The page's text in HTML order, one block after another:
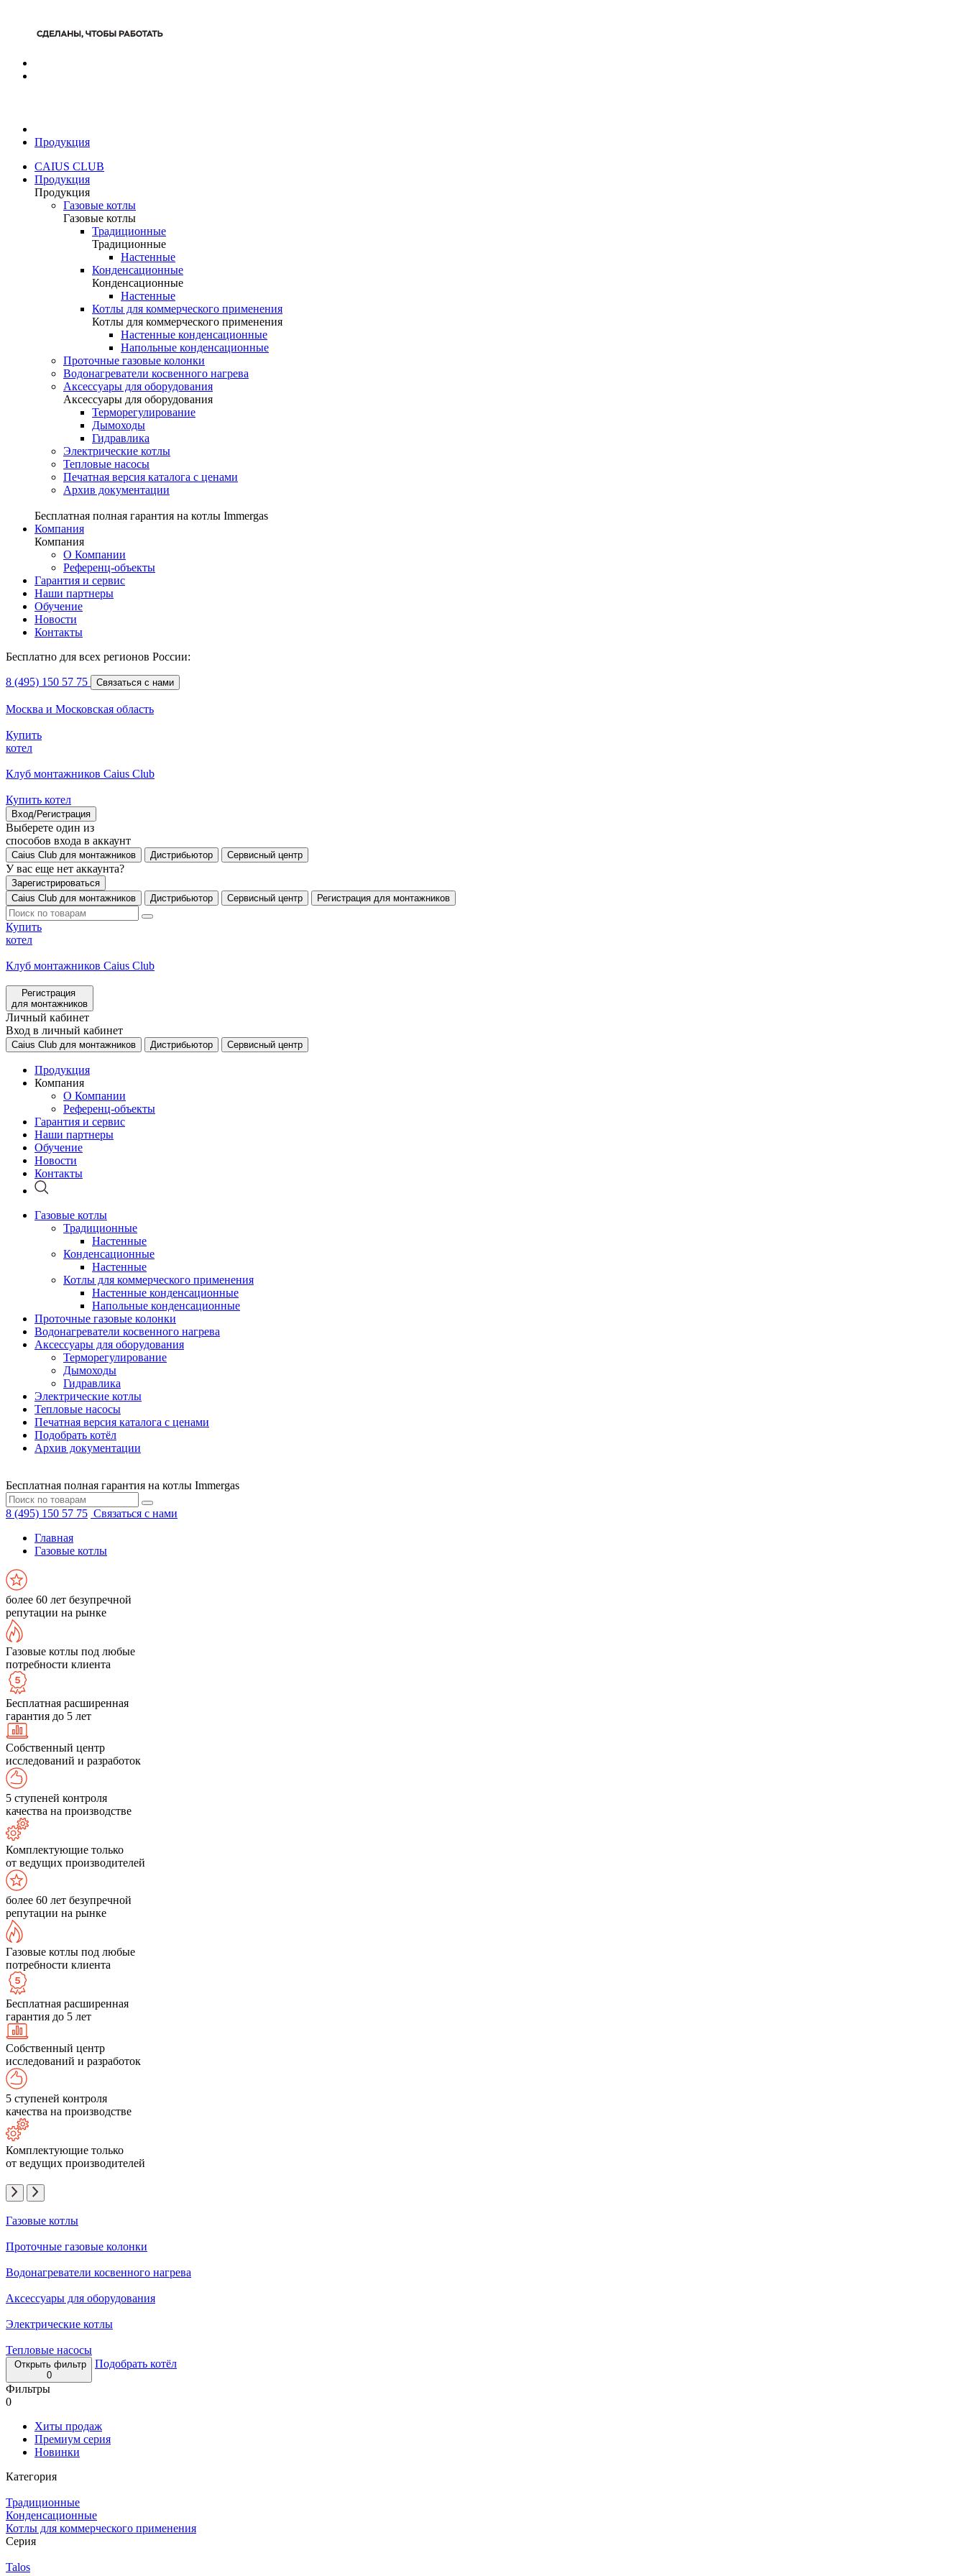
Продукция
CAIUS CLUB
Продукция
Продукция
Газовые котлы
Газовые котлы
Традиционные
Традиционные
Настенные
Конденсационные
Конденсационные
Настенные
Котлы для коммерческого применения
Котлы для коммерческого применения
Настенные конденсационные
Напольные конденсационные
Проточные газовые колонки
Водонагреватели косвенного нагрева
Аксессуары для оборудования
Аксессуары для оборудования
Терморегулирование
Дымоходы
Гидравлика
Электрические котлы
Тепловые насосы
Печатная версия каталога с ценами
Архив документации
Бесплатная полная гарантия на котлы Immergas
Компания
Компания
О Компании
Референц-объекты
Гарантия и сервис
Наши партнеры
Обучение
Новости
Контакты
Бесплатно для всех регионов России:
8 (495) 150 57 75 Связаться с нами
Москва и Московская область
Купить
котел
Клуб монтажников Caius Club
Купить котел
Вход/Регистрация
Выберете один из
способов входа в аккаунт
Caius Club для монтажников Дистрибьютор Сервисный центр
У вас еще нет аккаунта?
Зарегистрироваться
Caius Club для монтажников
Дистрибьютор Сервисный центр Регистрация для монтажников
Купить
котел
Клуб монтажников Caius Club
Регистрация
для монтажников
Личный кабинет
Вход в личный кабинет
Caius Club для монтажников Дистрибьютор Сервисный центр
Продукция
Компания
О Компании
Референц-объекты
Гарантия и сервис
Наши партнеры
Обучение
Новости
Контакты
Газовые котлы
Традиционные
Настенные
Конденсационные
Настенные
Котлы для коммерческого применения
Настенные конденсационные
Напольные конденсационные
Проточные газовые колонки
Водонагреватели косвенного нагрева
Аксессуары для оборудования
Терморегулирование
Дымоходы
Гидравлика
Электрические котлы
Тепловые насосы
Печатная версия каталога с ценами
Подобрать котёл
Архив документации
Бесплатная полная гарантия на котлы Immergas
8 (495) 150 57 75 Связаться с нами
Главная
Газовые котлы
более 60 лет безупречной
репутации на рынке
Газовые котлы под любые
потребности клиента
Бесплатная расширенная
гарантия до 5 лет
Собственный центр
исследований и разработок
5 ступеней контроля
качества на производстве
Комплектующие только
от ведущих производителей
более 60 лет безупречной
репутации на рынке
Газовые котлы под любые
потребности клиента
Бесплатная расширенная
гарантия до 5 лет
Собственный центр
исследований и разработок
5 ступеней контроля
качества на производстве
Комплектующие только
от ведущих производителей
Газовые котлы
Проточные газовые колонки
Водонагреватели косвенного нагрева
Аксессуары для оборудования
Электрические котлы
Тепловые насосы
Открыть фильтр
0
Подобрать котёл
Фильтры
0
Хиты продаж
Премиум серия
Новинки
Категория
Традиционные
Конденсационные
Котлы для коммерческого применения
Серия
Talos